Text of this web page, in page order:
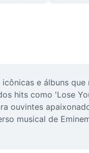
e álbuns que
hits como 'Lose
ouvintes
musical de